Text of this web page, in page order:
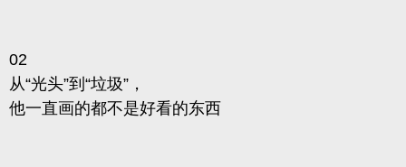
02
从“光头”到“垃圾”，
他一直画的都不是好看的东西